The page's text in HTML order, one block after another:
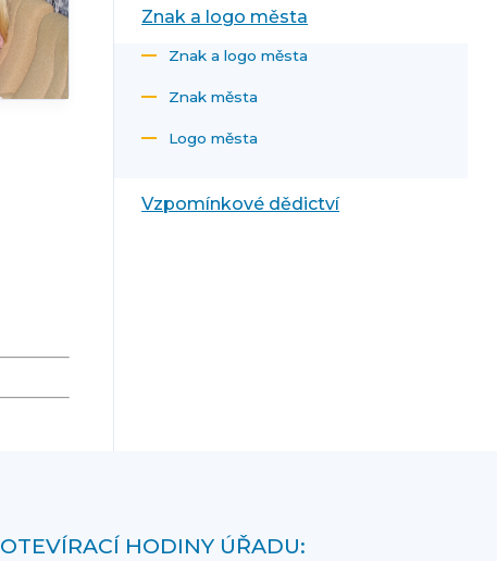
Znak a logo města
Znak a logo města
Znak města
Logo města
Vzpomínkové dědictví
OTEVÍRACÍ HODINY ÚŘADU: